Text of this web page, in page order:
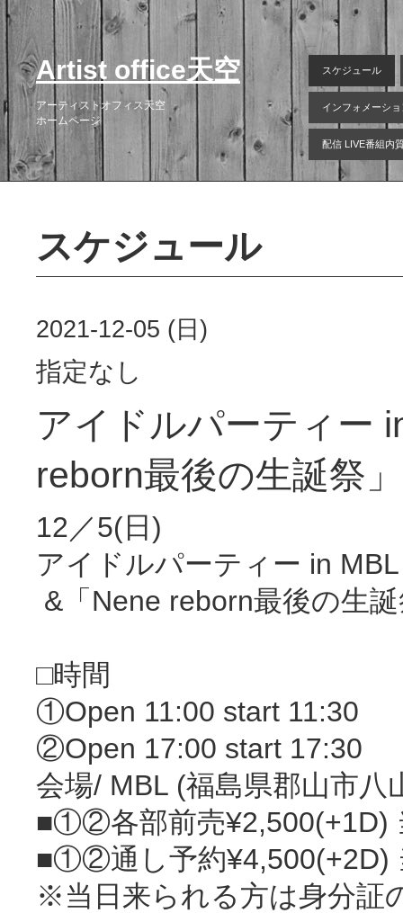
Artist office天空
アーティストオフィス天空
ホームページ
スケジュール
インフォメーショ
配信 LIVE番組内
スケジュール
2021-12-05 (日)
指定なし
アイドルパーティー
reborn最後の生誕祭」
12／5(日)
アイドルパーティー in
&「Nene reborn最後の生
‪□時間‬
‪①Open 11:00 start 11:30
②Open 17:00 start 17:30
会場/ MBL (福島県郡山市八
‪■①②各部前売¥2,500(+1D)
‪■①②通し予約¥4,500(+2D)
※当日来られる方は身分証